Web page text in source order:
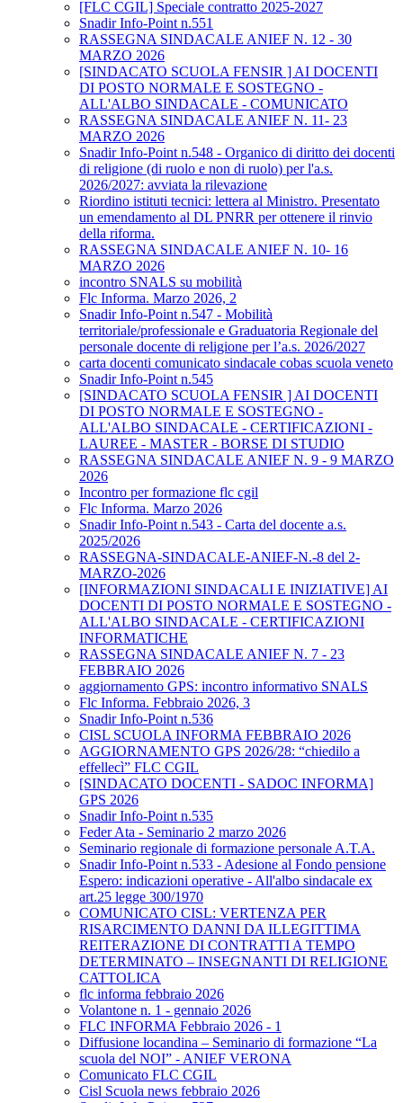
[FLC CGIL] Speciale contratto 2025-2027
Snadir Info-Point n.551
RASSEGNA SINDACALE ANIEF N. 12 - 30
MARZO 2026
[SINDACATO SCUOLA FENSIR ] AI DOCENTI
DI POSTO NORMALE E SOSTEGNO -
ALL'ALBO SINDACALE - COMUNICATO
RASSEGNA SINDACALE ANIEF N. 11- 23
MARZO 2026
Snadir Info-Point n.548 - Organico di diritto dei docenti
di religione (di ruolo e non di ruolo) per l'a.s.
2026/2027: avviata la rilevazione
Riordino istituti tecnici: lettera al Ministro. Presentato
un emendamento al DL PNRR per ottenere il rinvio
della riforma.
RASSEGNA SINDACALE ANIEF N. 10- 16
MARZO 2026
incontro SNALS su mobilità
Flc Informa. Marzo 2026, 2
Snadir Info-Point n.547 - Mobilità
territoriale/professionale e Graduatoria Regionale del
personale docente di religione per l’a.s. 2026/2027
carta docenti comunicato sindacale cobas scuola veneto
Snadir Info-Point n.545
[SINDACATO SCUOLA FENSIR ] AI DOCENTI
DI POSTO NORMALE E SOSTEGNO -
ALL'ALBO SINDACALE - CERTIFICAZIONI -
LAUREE - MASTER - BORSE DI STUDIO
RASSEGNA SINDACALE ANIEF N. 9 - 9 MARZO
2026
Incontro per formazione flc cgil
Flc Informa. Marzo 2026
Snadir Info-Point n.543 - Carta del docente a.s.
2025/2026
RASSEGNA-SINDACALE-ANIEF-N.-8 del 2-
MARZO-2026
[INFORMAZIONI SINDACALI E INIZIATIVE] AI
DOCENTI DI POSTO NORMALE E SOSTEGNO -
ALL'ALBO SINDACALE - CERTIFICAZIONI
INFORMATICHE
RASSEGNA SINDACALE ANIEF N. 7 - 23
FEBBRAIO 2026
aggiornamento GPS: incontro informativo SNALS
Flc Informa. Febbraio 2026, 3
Snadir Info-Point n.536
CISL SCUOLA INFORMA FEBBRAIO 2026
AGGIORNAMENTO GPS 2026/28: “chiedilo a
effellecì” FLC CGIL
[SINDACATO DOCENTI - SADOC INFORMA]
GPS 2026
Snadir Info-Point n.535
Feder Ata - Seminario 2 marzo 2026
Seminario regionale di formazione personale A.T.A.
Snadir Info-Point n.533 - Adesione al Fondo pensione
Espero: indicazioni operative - All'albo sindacale ex
art.25 legge 300/1970
COMUNICATO CISL: VERTENZA PER
RISARCIMENTO DANNI DA ILLEGITTIMA
REITERAZIONE DI CONTRATTI A TEMPO
DETERMINATO – INSEGNANTI DI RELIGIONE
CATTOLICA
flc informa febbraio 2026
Volantone n. 1 - gennaio 2026
FLC INFORMA Febbraio 2026 - 1
Diffusione locandina – Seminario di formazione “La
scuola del NOI” - ANIEF VERONA
Comunicato FLC CGIL
Cisl Scuola news febbraio 2026